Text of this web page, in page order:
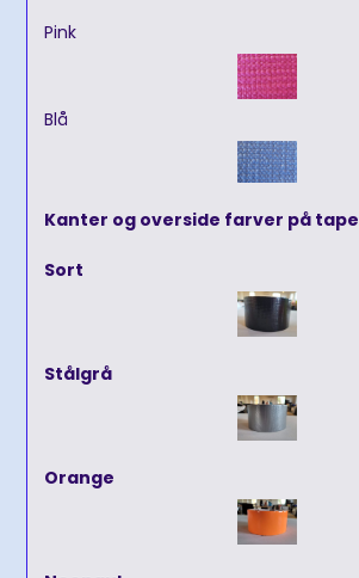
Pink
Blå
Kanter og overside farver på tape
Sort
Stålgrå
Orange